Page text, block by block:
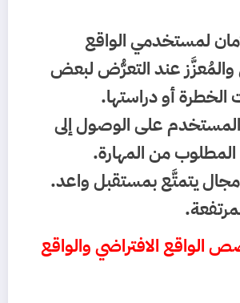
لمستخدمي الواقع
والمُعزَّز عند التعرُّض لبعض
الخطرة أو دراستها.
على الوصول إلى
من المهارة.
يتمتَّع بمستقبل واعد.
الافتراضي والواقع